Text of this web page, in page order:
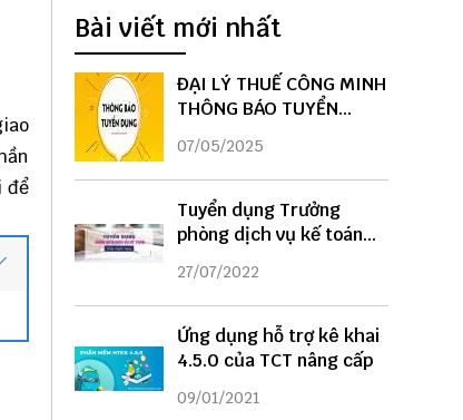
để
Bài viết mới nhất
ĐẠI LÝ THUẾ CÔNG MINH
THÔNG BÁO TUYỂN
DỤNG
07/05/2025
Tuyển dụng Trưởng
phòng dịch vụ kế toán
năm 2022
27/07/2022
Ứng dụng hỗ trợ kê khai
4.5.0 của TCT nâng cấp
09/01/2021